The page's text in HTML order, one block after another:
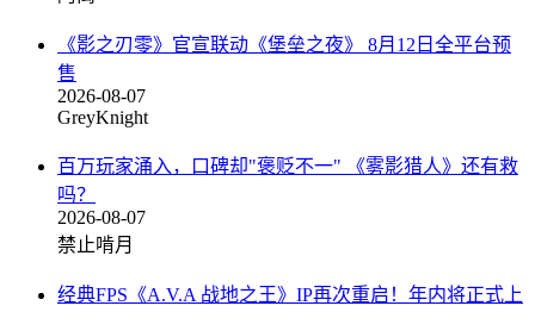
《影之刃零》官宣联动《堡垒之夜》 8月12日全平台预
售
2026-08-07
GreyKnight
百万玩家涌入，口碑却"褒贬不一" 《雾影猎人》还有救
吗？
2026-08-07
禁止啃月
经典FPS《A.V.A 战地之王》IP再次重启！年内将正式上